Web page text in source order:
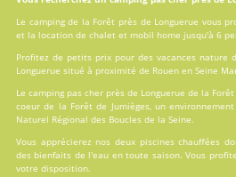
Le camping de la Forêt près de Longuerue vous
et la locationde chalet et mobil home jusqu'à 6
Profitez de petits prix pour des vacances nature
Longuerue situé à proximité de Rouen en Seine
Le camping pas cher près de Longuerue de la
coeur de la Forêt de Jumièges, un
Naturel Régional des Boucles de la Seine.
Vous apprécierez nos deux piscineschauffées
des bienfaits de l'eau en toute saison. Vous
votre disposition.